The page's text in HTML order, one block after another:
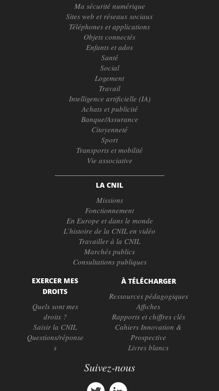
Ma sécurité numérique
Sites web et réseaux sociaux
Téléphones et applications
Objets connectés
Enfants et ados
Santé
Social
Logement
Travail
Intelligence artificielle (IA)
Achats et publicité
Banque/Assurance
Citoyenneté
Sport
Transports et mobilité
Vie associative
LA CNIL
Missions
Fonctionnement
En Europe et dans le monde
L’histoire de la CNIL en vidéo
Travailler à la CNIL
Marchés publics
Consultations publiques
EXERCER MES
DROITS
Quels sont mes
droits ?
Saisir la CNIL
Questions/réponse
s
À TÉLÉCHARGER
Ressources pédagogiques
Affiches
Rapports et chiffres clés
Cahiers Innovation &
Prospective
Livres blancs
Suivez-nous